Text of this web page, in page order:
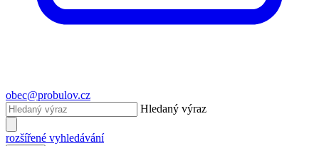
obec@probulov.cz
Hledaný výraz
rozšířené vyhledávání